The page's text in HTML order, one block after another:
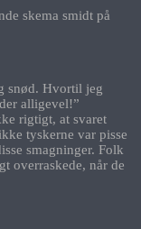
skema smidt på
snød. Hvortil jeg
alligevel!”
rigtigt, at svaret
tyskerne var pisse
smagninger. Folk
overraskede, når de